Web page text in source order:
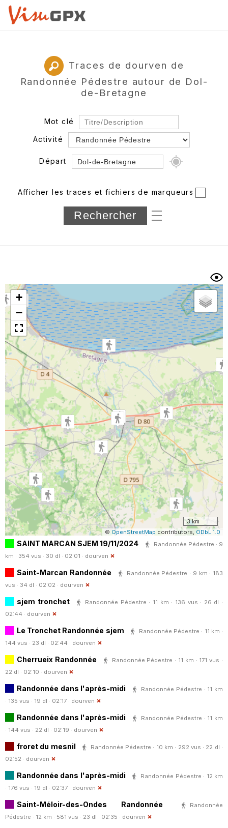
Traces de dourven de
Randonnée Pédestre autour de Dol-
de-Bretagne
Mot clé
Activité
Départ
Département
Longueur min/max
Trier par
Horodatage Photos
Afficher les traces et fichiers de marqueurs
+
−
3 km
© OpenStreetMap contributors, ODbL 1.0
SAINT MARCAN SJEM 19/11/2024
Randonnée Pédestre · 9
km · 354 vus · 30 dl · 02:01 · dourven
Saint-Marcan Randonnée
Randonnée Pédestre · 9 km · 183
vus · 34 dl · 02:02 · dourven
sjem tronchet
Randonnée Pédestre · 11 km · 136 vus · 26 dl ·
02:44 · dourven
Le Tronchet Randonnée sjem
Randonnée Pédestre · 11 km ·
144 vus · 23 dl · 02:44 · dourven
Cherrueix Randonnée
Randonnée Pédestre · 11 km · 171 vus ·
22 dl · 02:10 · dourven
Randonnée dans l'après-midi
Randonnée Pédestre · 11 km
· 135 vus · 19 dl · 02:17 · dourven
Randonnée dans l'après-midi
Randonnée Pédestre · 11 km
· 144 vus · 22 dl · 02:19 · dourven
froret du mesnil
Randonnée Pédestre · 10 km · 292 vus · 22 dl ·
02:52 · dourven
Randonnée dans l'après-midi
Randonnée Pédestre · 12 km
· 176 vus · 19 dl · 02:37 · dourven
Saint-Méloir-des-Ondes Randonnée
Randonnée
Pédestre · 12 km · 581 vus · 23 dl · 02:35 · dourven